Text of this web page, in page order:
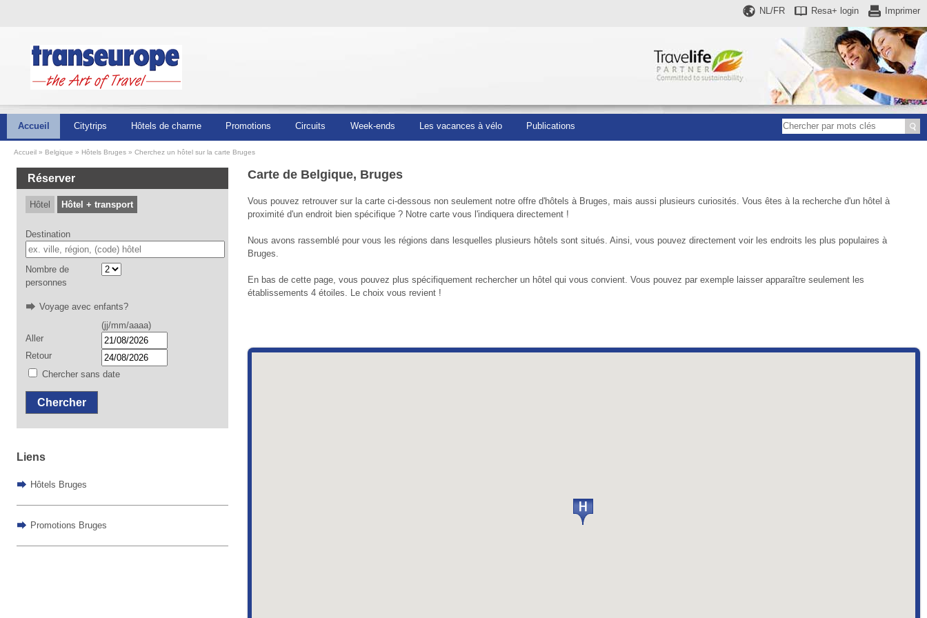
Imprimer
Resa+ login
NL/FR
Accueil Citytrips Hôtels de charme Promotions Circuits Week-ends Les vacances à vélo Publications
Accueil Belgique Hôtels Bruges Cherchez un hôtel sur la carte Bruges
Réserver
Hôtel Hôtel + transport
Destination
Nombre de
personnes
Voyage avec enfants?
(jj/mm/aaaa)
Aller
Retour
Chercher sans date
Chercher
Liens
Hôtels Bruges
Promotions Bruges
Carte de Belgique, Bruges
Vous pouvez retrouver sur la carte ci-dessous non seulement notre offre d'hôtels à Bruges, mais aussi plusieurs curiosités. Vous êtes à la recherche d'un hôtel à
proximité d'un endroit bien spécifique ? Notre carte vous l'indiquera directement !
Nous avons rassemblé pour vous les régions dans lesquelles plusieurs hôtels sont situés. Ainsi, vous pouvez directement voir les endroits les plus populaires à
Bruges.
En bas de cette page, vous pouvez plus spécifiquement rechercher un hôtel qui vous convient. Vous pouvez par exemple laisser apparaître seulement les
établissements 4 étoiles. Le choix vous revient !